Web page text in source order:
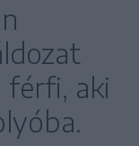
férfi, aki